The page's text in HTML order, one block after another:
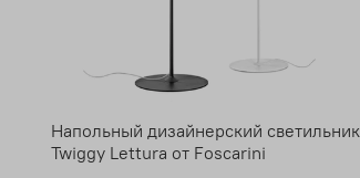
Напольный дизайнерский светильник
Twiggy Lettura от Foscarini